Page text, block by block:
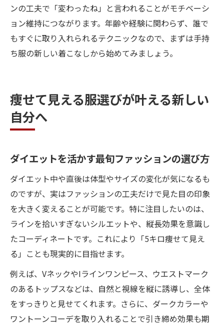
ンの工夫で「変わったね」と言われることがモチベーシ
ョン維持につながります。年齢や経験に関わらず、誰で
もすぐに取り入れられるテクニックなので、まずは手持
ち服の新しい着こなしから始めてみましょう。
痩せて見える服選びが叶える新しい
自分へ
ダイエットを活かす最旬ファッションの選び方
ダイエット中や直後は体型やサイズの変化が気になるも
のですが、実はファッションの工夫だけで見た目の印象
を大きく変えることが可能です。特に注目したいのは、
ラインを拾いすぎないシルエットや、縦長効果を意識し
たコーディネートです。これにより「5キロ痩せて見え
る」ことも現実的に目指せます。
例えば、VネックやIラインワンピース、ウエストマーク
のあるトップスなどは、自然と視線を縦に誘導し、全体
をすっきりと見せてくれます。さらに、ダークカラーや
ワントーンコーデを取り入れることで引き締め効果も期